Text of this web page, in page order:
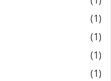
(1)
(1)
(1)
(1)